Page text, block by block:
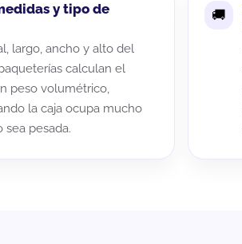
y tipo de
largo, ancho y alto del
calculan el
peso volumétrico,
la caja ocupa mucho
sea pesada.